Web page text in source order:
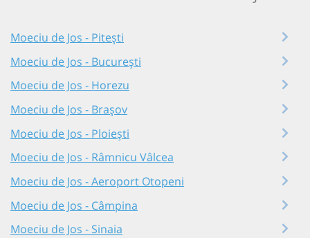
Moeciu de Jos - Pitești
Moeciu de Jos - București
Moeciu de Jos - Horezu
Moeciu de Jos - Brașov
Moeciu de Jos - Ploiești
Moeciu de Jos - Râmnicu Vâlcea
Moeciu de Jos - Aeroport Otopeni
Moeciu de Jos - Câmpina
Moeciu de Jos - Sinaia